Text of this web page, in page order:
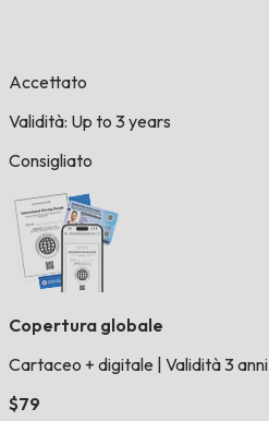
Accettato
Validità: Up to 3 years
Consigliato
Copertura globale
Cartaceo + digitale Validità 3 anni
$79